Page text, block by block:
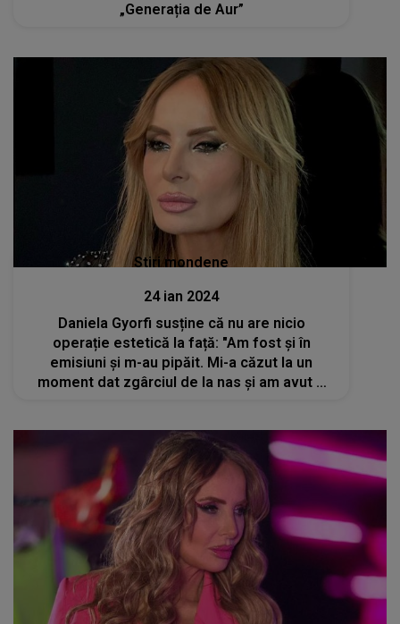
„Generația de Aur”
Stiri mondene
24 ian 2024
Daniela Gyorfi susține că nu are nicio
operație estetică la față: "Am fost și în
emisiuni și m-au pipăit. Mi-a căzut la un
moment dat zgârciul de la nas și am avut o